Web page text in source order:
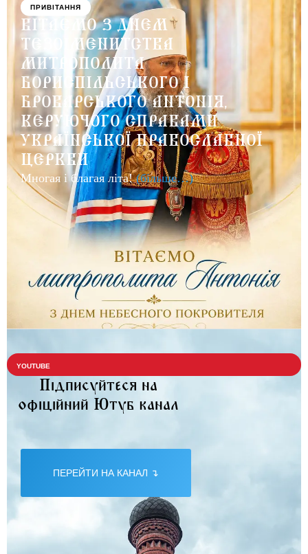
ПРИВІТАННЯ
ВІТАЄМО З ДНЕМ
ТЕЗОІМЕНИТСТВА
МИТРОПОЛИТА
БОРИСПІЛЬСЬКОГО І
БРОВАРСЬКОГО АНТОНІЯ,
КЕРУЮЧОГО СПРАВАМИ
УКРАЇНСЬКОЇ ПРАВОСЛАВНОЇ
ЦЕРКВИ
Многая і благая літа!(більше…)
YOUTUBE
Підписуйтеся на
офіційний Ютуб канал
ПЕРЕЙТИ НА КАНАЛ ↴